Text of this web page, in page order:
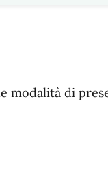
modalità di